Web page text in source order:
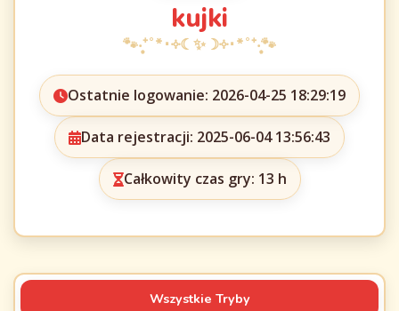
kujki
Ostatnie logowanie: 2026-04-25 18:29:19
Data rejestracji: 2025-06-04 13:56:43
Całkowity czas gry: 13 h
Wszystkie Tryby